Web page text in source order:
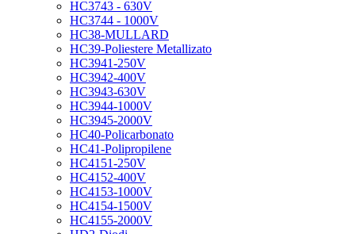
HC3743 - 630V
HC3744 - 1000V
HC38-MULLARD
HC39-Poliestere Metallizato
HC3941-250V
HC3942-400V
HC3943-630V
HC3944-1000V
HC3945-2000V
HC40-Policarbonato
HC41-Polipropilene
HC4151-250V
HC4152-400V
HC4153-1000V
HC4154-1500V
HC4155-2000V